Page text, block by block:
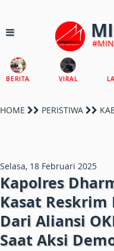
BERITA VIRAL
HOME PERISTIWA
Selasa, 18 Februari 2025
Kapolres
Kasat
Dari Aliansi
Saat Aksi